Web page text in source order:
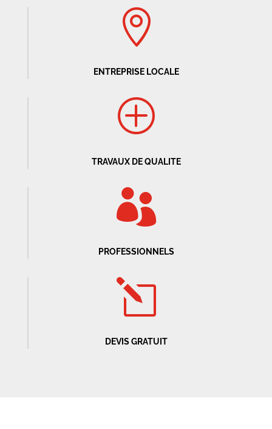

ENTREPRISE LOCALE
P
TRAVAUX DE QUALITE

PROFESSIONNELS
l
DEVIS GRATUIT